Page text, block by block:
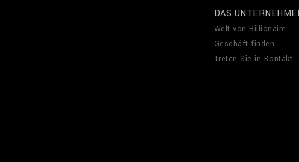
DAS
Welt von Billionaire
Geschäft finden
Treten Sie in Kontakt